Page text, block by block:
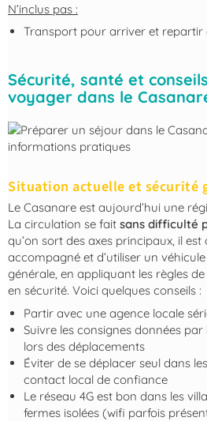
N’inclus pas :
Transport pour arriver et repartir
Sécurité, santé et
voyager dans le
Situation actuelle et sécurité
Le Casanare est aujourd’hui une
La circulation se fait sans difficulté
qu’on sort des axes principaux, il est
accompagné et d’utiliser un véhicule
générale, en appliquant les règles
en sécurité. Voici quelques conseils :
Partir avec une agence locale
Suivre les consignes données
lors des déplacements
Éviter de se déplacer seul dans
contact local de confiance
Le réseau 4G est bon dans les
fermes isolées (wifi parfois